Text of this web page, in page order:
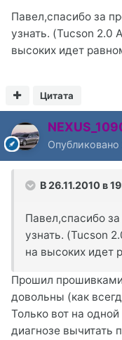
Павел,спасибо за
узнать. (Tucson 2.0
высоких идет
Цитата
Опубликовано
В 26.11.2010 в
Павел,спасибо
узнать. (Tucson
на высоких идет
Прошил
довольны (как
Только вот на
диагнозе вычитать